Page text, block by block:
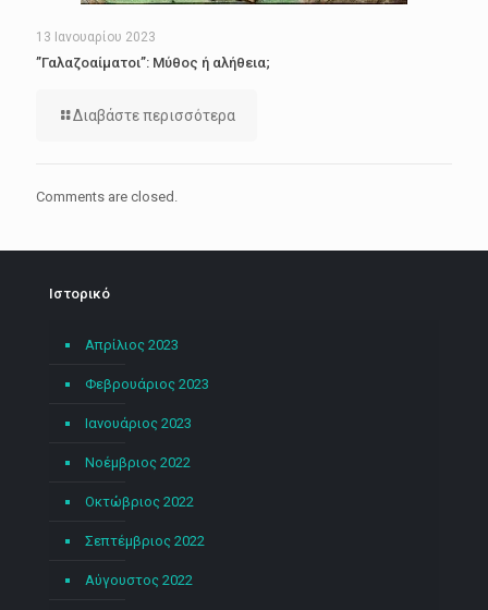
13 Ιανουαρίου 2023
”Γαλαζοαίματοι”: Μύθος ή αλήθεια;
Διαβάστε περισσότερα
Comments are closed.
Ιστορικό
Απρίλιος 2023
Φεβρουάριος 2023
Ιανουάριος 2023
Νοέμβριος 2022
Οκτώβριος 2022
Σεπτέμβριος 2022
Αύγουστος 2022